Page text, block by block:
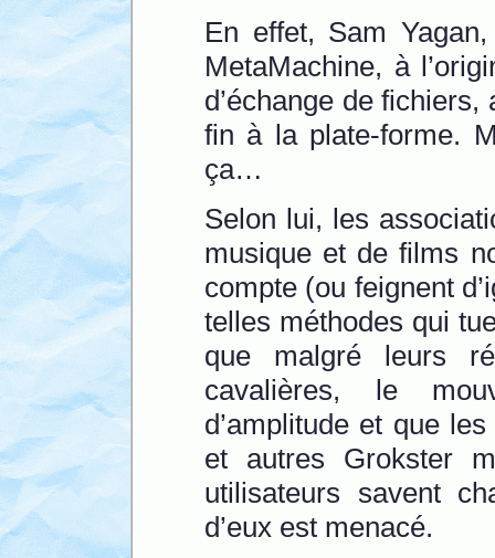
En effet, Sam
MetaMachine, à
d’échange de fichiers,
fin à la plate-forme.
ça…
Selon lui, les
musique et de films
compte (ou feignent
telles méthodes qui
que malgré leurs
cavalières, le
d’amplitude et que
et autres Grokster
utilisateurs savent
d’eux est menacé.